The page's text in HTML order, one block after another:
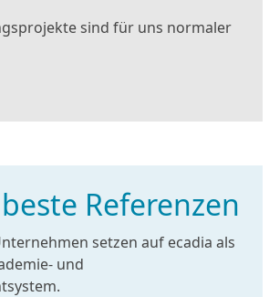
sind für uns normaler
Referenzen
setzen auf ecadia als
und